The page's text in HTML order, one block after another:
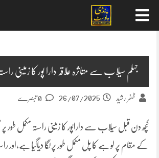
جہلم سیلاب سے متاثرہ علاقہ دارا پور کا زمینی
ظفر رشید 26/07/2025
کچھ دن قبل سیلاب سے داراپور کا زمینی راستہ مکمل طور پر
کے مقام پر لوہے کا پل مکمل طور پر لگا دیاگیاہے،اور